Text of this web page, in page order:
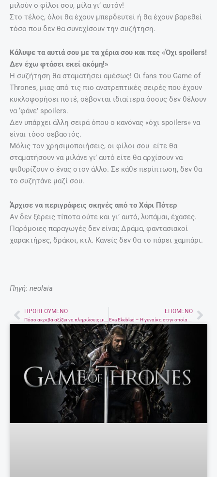
μιλούν ο φίλοι σου, μίλα γι’ αυτόν!
Στο τέλος, όλοι θα έχουν μπερδευτεί ή θα έχουν βαρεθεί
τόσο που δεν θα συνεχίσουν την συζήτηση.
Κάλυψε τα αυτιά σου με τα χέρια σου και πες «Όχι spoilers!
Δεν έχω φτάσει εκεί ακόμη!»
Η συζήτηση θα σταματήσει αμέσως! Οι fans του Game of
Thrones, μιας από τις πιο ανατρεπτικές σειρές που έχουν
κυκλοφορήσει ποτέ, σέβονται ιδιαίτερα όσους δεν θέλουν
να ‘φάνε’ spoilers.
Δεν υπάρχει άλλη σειρά όπου ο κανόνας «όχι spoilers» να
είναι τόσο σεβαστός.
Μόλις τον χρησιμοποιήσεις, οι φίλοι σου είτε θα
σταματήσουν να μιλάνε γι’ αυτό είτε θα αρχίσουν να
ψιθυρίζουν ο ένας στον άλλο. Σε κάθε περίπτωση, δεν θα
το συζητάνε μαζί σου.
Άρχισε να περιγράφεις σκηνές από το Χάρι Πότερ
Αν δεν ξέρεις τίποτα ούτε και γι’ αυτό, λυπάμαι, έχασες.
Παρόμοιες παραγωγές δεν είναι; Δράμα, φαντασιακοί
χαρακτήρες, δράκοι, κτλ. Κανείς δεν θα το πάρει χαμπάρι.
Πηγή: neolaia
Prev
ΠΡΟΗΓΟΎΜΕΝΟ ΕΠΌΜΕΝΟ